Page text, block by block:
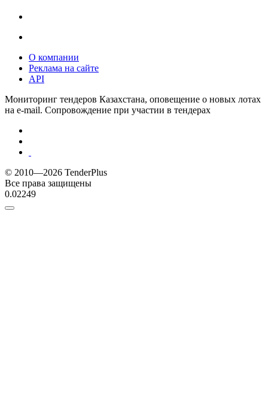
О компании
Реклама на сайте
API
Мониторинг тендеров Казахстана, оповещение о новых лотах
на e-mail. Сопровождение при участии в тендерах
© 2010—2026 TenderPlus
Все права защищены
0.02249